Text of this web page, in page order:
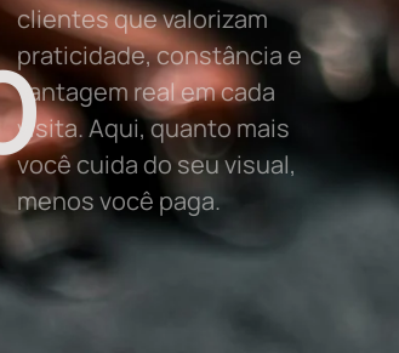
clientes que valorizam
praticidade, constância e
vantagem real em cada
visita. Aqui, quanto mais
você cuida do seu visual,
menos você paga.